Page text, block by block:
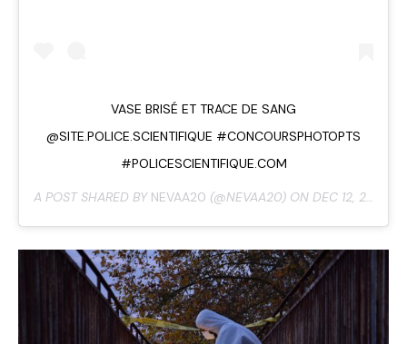
VASE BRISÉ ET TRACE DE SANG
@SITE.POLICE.SCIENTIFIQUE #CONCOURSPHOTOPTS
#POLICESCIENTIFIQUE.COM
A POST SHARED BY NEVAA20 (@NEVAA20) ON DEC 12, 2019 AT 2:56AM PST